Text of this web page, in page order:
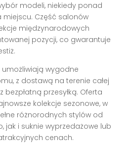
modeli, niekiedy ponad
miejscu. Część salonów
międzynarodowych
pozycji, co gwarantuje
umożliwiają wygodne
z dostawą na terenie całej
bezpłatną przesyłką. Oferta
kolekcje sezonowe, w
różnorodnych stylów od
jak i suknie wyprzedażowe lub
cenach.